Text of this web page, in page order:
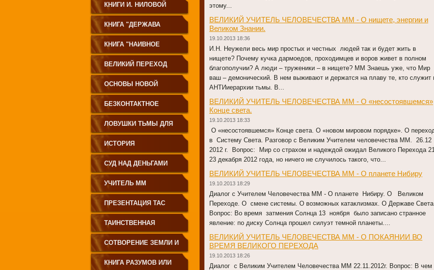
этому...
ВЕЛИКИЙ УЧИТЕЛЬ ЧЕЛОВЕЧЕСТВА ММ - О нищете, энергии и
Великом Знании.
19.10.2013 18:36
И.Н. Неужели весь мир простых и честных людей так и будет жить в
нищете? Почему кучка дармоедов, проходимцев и воров живет в полном
благополучии? А люди – труженики – в нищете? ММ Знаешь уже, что Мир
ваш – демонический. В нем выживают и держатся на плаву те, кто служит
АНТИиерархии тьмы. В...
ВЕЛИКИЙ УЧИТЕЛЬ ЧЕЛОВЕЧЕСТВА ММ - О «несостоявшемся»
Конце света.
19.10.2013 18:33
О «несостоявшемся» Конце света. О «новом мировом порядке». О
в Систему Света. Разговор с Великим Учителем человечества ММ. 26.12
2012 г. Вопрос: Мир со страхом и надеждой ожидал Великого Перехода
23 декабря 2012 года, но ничего не случилось такого, что...
ВЕЛИКИЙ УЧИТЕЛЬ ЧЕЛОВЕЧЕСТВА ММ - О планете Нибиру
19.10.2013 18:29
Диалог с Учителем Человечества ММ - О планете Нибиру. О Великом
Переходе. О смене системы. О возможных катаклизмах. О Державе
Вопрос: Во время затмения Солнца 13 ноября было записано странное
явление: по диску Солнца прошел силуэт темной планеты....
ВЕЛИКИЙ УЧИТЕЛЬ ЧЕЛОВЕЧЕСТВА ММ - О ПОКАЯНИИ ВО
ВРЕМЯ ВЕЛИКОГО ПЕРЕХОДА
19.10.2013 18:26
Диалог с Великим Учителем Человечества ММ 22.11.2012г. Вопрос: В
КНИГИ И. НИЛОВОЙ
КНИГА "ДЕРЖАВА
СВЕТА
КНИГА "НАИВНОЕ
СВЕТОПРЕСТАВЛЕНИЕ"
ВЕЛИКИЙ ПЕРЕХОД
ОСНОВЫ НОВОЙ
ЦИВИЛИЗАЦИИ
БЕЗКОНТАКТНОЕ
ЗЕМЛЕДЕЛИЕ
ЛОВУШКИ ТЬМЫ ДЛЯ
МОЛОДЁЖИ
ИСТОРИЯ
ПРОИСХОЖДЕНИЯ
РУССКОГО НАРОДА
СУД НАД ДЕНЬГАМИ
УЧИТЕЛЬ ММ
ПРЕЗЕНТАЦИЯ ТАС
ТАИНСТВЕННАЯ
СИБИРЬ
СОТВОРЕНИЕ ЗЕМЛИ И
ЕЁ ЖИТЕЛЕЙ
КНИГА РАЗУМОВ ИЛИ